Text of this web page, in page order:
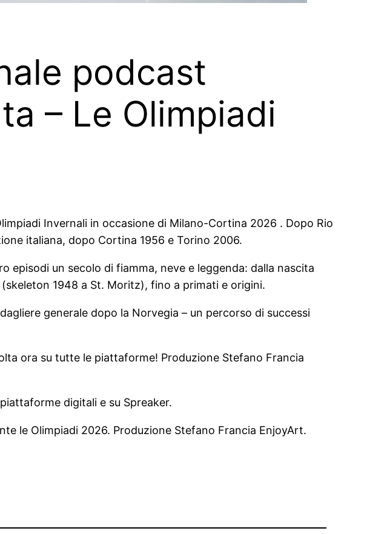
podcast
– Le Olimpiadi
Invernali in occasione di Milano-Cortina 2026 . Dopo Rio
italiana, dopo Cortina 1956 e Torino 2006.
un secolo di fiamma, neve e leggenda: dalla nascita
1948 a St. Moritz), fino a primati e origini.
generale dopo la Norvegia – un percorso di successi
ora su tutte le piattaforme! Produzione Stefano Francia
digitali e su Spreaker.
le Olimpiadi 2026. Produzione Stefano Francia EnjoyArt.